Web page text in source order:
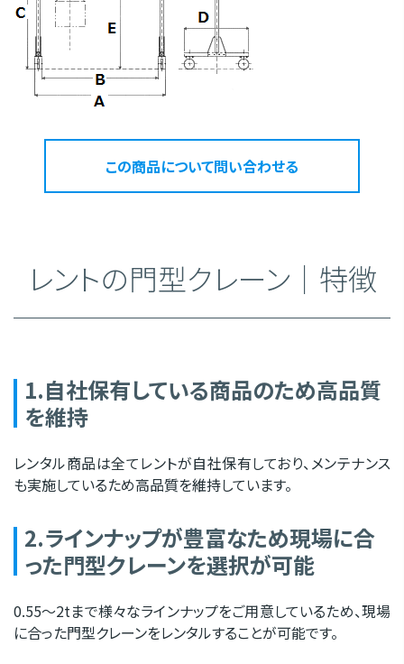
この商品について問い合わせる
レントの門型クレーン｜特徴
1.自社保有している商品のため高品質
を維持
レンタル商品は全てレントが自社保有しており、メンテナンス
も実施しているため高品質を維持しています。
2.ラインナップが豊富なため現場に合
った門型クレーンを選択が可能
0.55～2tまで様々なラインナップをご用意しているため、現場
に合った門型クレーンをレンタルすることが可能です。